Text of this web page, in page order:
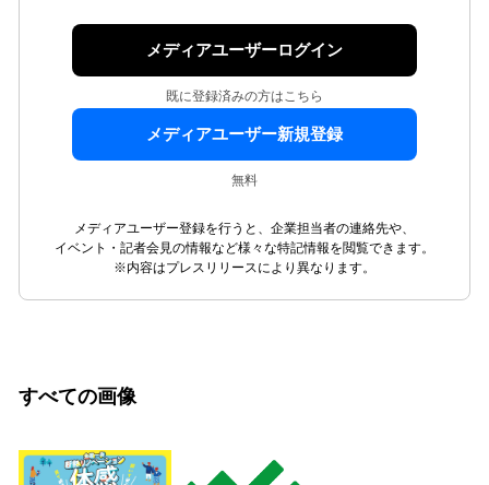
メディアユーザーログイン
既に登録済みの方はこちら
メディアユーザー新規登録
無料
メディアユーザー登録を行うと、企業担当者の連絡先や、
イベント・記者会見の情報など様々な特記情報を閲覧できます。
※内容はプレスリリースにより異なります。
すべての画像